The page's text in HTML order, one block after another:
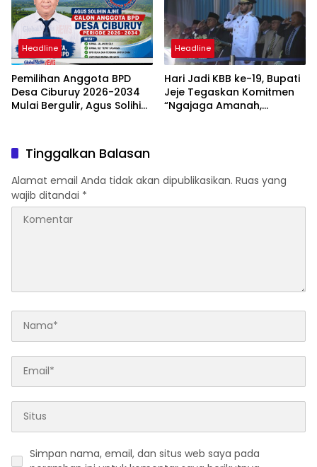
Headline
Pemilihan Anggota BPD
Desa Ciburuy 2026-2034
Mulai Bergulir, Agus Solihin
Diawasi BPD”
Headline
Hari Jadi KBB ke-19, Bupati
Jeje Tegaskan Komitmen
“Ngajaga Amanah,
Tinggalkan Balasan
Alamat email Anda tidak akan dipublikasikan. Ruas yang
wajib ditandai *
Simpan nama, email, dan situs web saya pada